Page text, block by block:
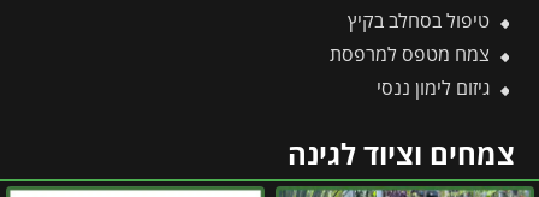
טיפול בסחלב בקיץ
צמח מטפס למרפסת
גיזום לימון ננסי
צמחים וציוד לגינה